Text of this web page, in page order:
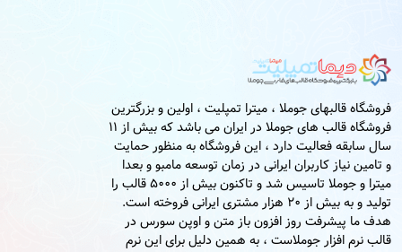
فروشگاه قالبهای جوملا ، میترا تمپلیت ، اولین و بزرگترین
فروشگاه قالب های جوملا در ایران می باشد که بیش از 11
سال سابقه فعالیت دارد ، این فروشگاه به منظور حمایت
و تامین نیاز کاربران ایرانی در زمان توسعه مامبو و بعدا
میترا و جوملا تاسیس شد و تاکنون بیش از 5000 قالب را
تولید و به بیش از 20 هزار مشتری ایرانی فروخته است.
هدف ما پیشرفت روز افزون باز متن و اوپن سورس در
قالب نرم افزار جوملاست ، به همین دلیل برای این نرم